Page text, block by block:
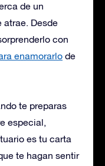
de un
atrae. Desde
con
enamorarlo de
te preparas
especial,
es tu carta
te hagan sentir